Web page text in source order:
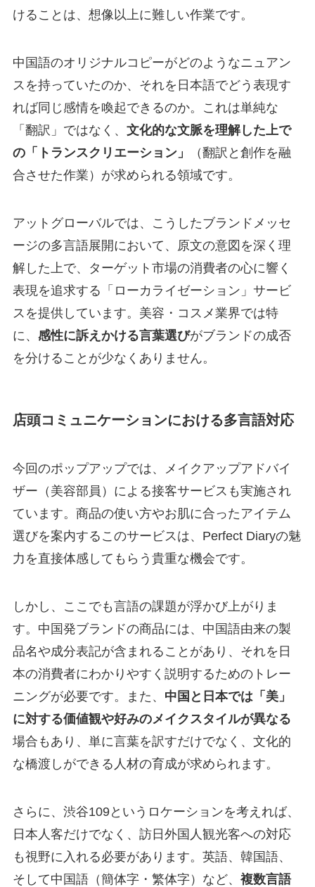
けることは、想像以上に難しい作業です。
中国語のオリジナルコピーがどのようなニュアン
スを持っていたのか、それを日本語でどう表現す
れば同じ感情を喚起できるのか。これは単純な
「翻訳」ではなく、 文化的な文脈を理解した上で
の「トランスクリエーション」
（翻訳と創作を融
合させた作業）が求められる領域です。
アットグローバルでは、こうしたブランドメッセ
ージの多言語展開において、原文の意図を深く理
解した上で、ターゲット市場の消費者の心に響く
表現を追求する「ローカライゼーション」サービ
スを提供しています。美容・コスメ業界では特
に、 感性に訴えかける言葉選びがブランドの成否
を分けることが少なくありません。
店頭コミュニケーションにおける多言語対応
今回のポップアップでは、メイクアップアドバイ
ザー（美容部員）による接客サービスも実施され
ています。商品の使い方やお肌に合ったアイテム
選びを案内するこのサービスは、Perfect Diaryの魅
力を直接体感してもらう貴重な機会です。
しかし、ここでも言語の課題が浮かび上がりま
す。中国発ブランドの商品には、中国語由来の製
品名や成分表記が含まれることがあり、それを日
本の消費者にわかりやすく説明するためのトレー
ニングが必要です。また、 中国と日本では「美」
に対する価値観や好みのメイクスタイルが異なる
場合もあり、単に言葉を訳すだけでなく、文化的
な橋渡しができる人材の育成が求められます。
さらに、渋谷109というロケーションを考えれば、
日本人客だけでなく、訪日外国人観光客への対応
も視野に入れる必要があります。英語、韓国語、
そして中国語（簡体字・繁体字）など、 複数言語